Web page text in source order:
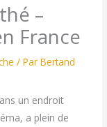
–
France
/ ParBertand
un endroit
a plein de